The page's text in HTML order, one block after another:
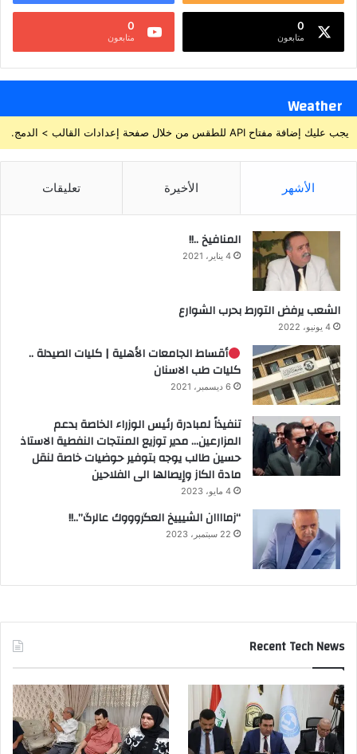
0
متابعون
0
متابعون
Weather
يجب عليك إضافة مفتاح API للطقس من خلال صفحة إعدادات القالب > الدمج.
الأشهر الأخيرة تعليقات
المنافيخ ..!!
4 يناير، 2021
الشعب يرفض التورط بحرب الشوارع
4 يونيو، 2022
أقساط الجامعات الأهلية | كليات الصيدلة ..
كليات طب الاسنان
6 ديسمبر، 2021
تنفيذاً لمبادرة رئيس الوزراء الخاصة بدعم
المزارعين… مدير توزيع المنتجات النفطية الاستاذ
حسين طالب يوجه بتوفير حوضيات خاصة لنقل
مادة الكاز وإيصالها الى الفلاحين
4 مايو، 2023
“زماااان الشيييخ العگروووك عالرگ”..!!
22 سبتمبر، 2023
Recent Tech News